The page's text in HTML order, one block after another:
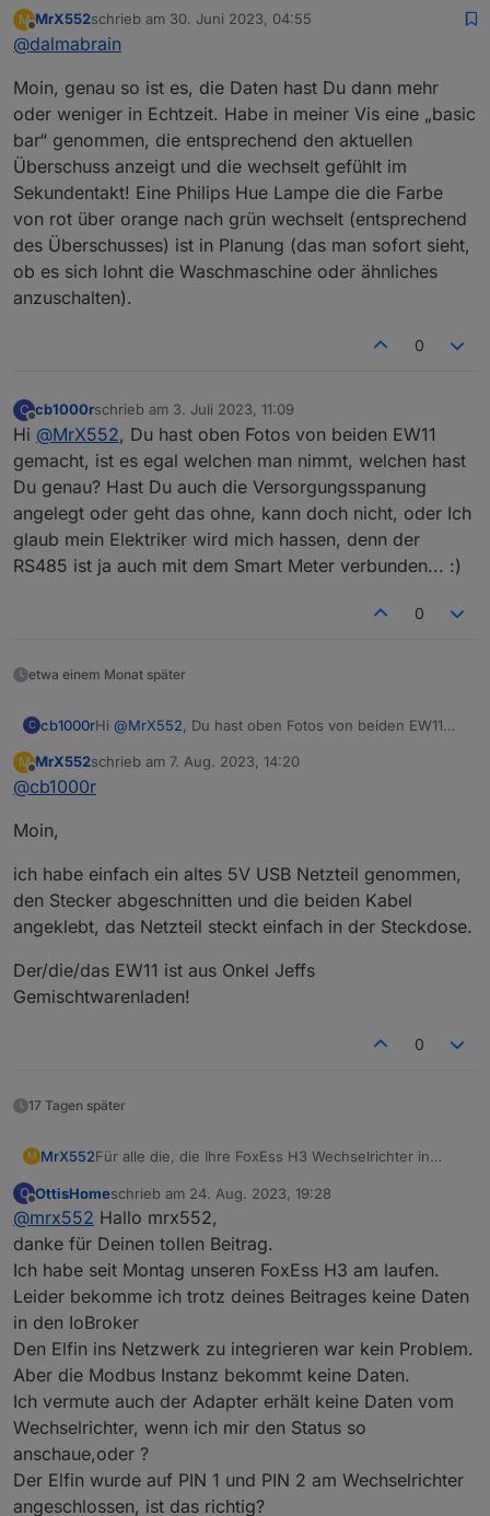
neu starten.
folgenden Bildern anpassen:
Die Geräte ID muss die gleiche sein, wie im
Wechselrichter eingestellt, zu finden unter:
Menü -> Konfiguration -> Kommunikation -> RS485 -
> DeviceID
Die IP-Adresse ist die des Elfin EW11
bekommen (ursprünglich war ein Kostal vereinbart,
aber die Firma meinte, dass wir nehmen müssen
nicht darum 😉 ) Wir sind erstmal froh, wenn die
Firma überhaupt kommt.
Eine Frage hätte ich an Dich. Verstehe ich das
richtig, dass man dieser "Variante über Modbus"
M
Offline
MrX552schrieb am 30. Juni 2023, 04:55
zuletzt editiert von
@dalmabrain
Moin, genau so ist es, die Daten hast Du dann mehr
oder weniger in Echtzeit. Habe in meiner Vis eine „basic
bar“ genommen, die entsprechend den aktuellen
Überschuss anzeigt und die wechselt gefühlt im
Sekundentakt! Eine Philips Hue Lampe die die Farbe
von rot über orange nach grün wechselt (entsprechend
des Überschusses) ist in Planung (das man sofort sieht,
ob es sich lohnt die Waschmaschine oder ähnliches
anzuschalten).
0
C
Offline
cb1000rschrieb am 3. Juli 2023, 11:09
zuletzt editiert von
Hi @MrX552, Du hast oben Fotos von beiden EW11
gemacht, ist es egal welchen man nimmt, welchen hast
Du genau? Hast Du auch die Versorgungsspanung
angelegt oder geht das ohne, kann doch nicht, oder Ich
glaub mein Elektriker wird mich hassen, denn der
RS485 ist ja auch mit dem Smart Meter verbunden... :)
0
etwa einem Monat später
C cb1000rHi @MrX552 , Du hast oben Fotos von beiden EW11
hast Du genau? Hast Du auch die
Versorgungsspanung angelegt oder geht das ohne,
M
Offline
MrX552schrieb am 7. Aug. 2023, 14:20
zuletzt editiert von
@cb1000r
Moin,
ich habe einfach ein altes 5V USB Netzteil genommen,
den Stecker abgeschnitten und die beiden Kabel
angeklebt, das Netzteil steckt einfach in der Steckdose.
Der/die/das EW11 ist aus Onkel Jeffs
Gemischtwarenladen!
0
17 Tagen später
M MrX552Für alle die, die Ihre FoxEss H3 Wechselrichter in
Versuchen läuft es nun. Angeschlossen ist ein FoxEss
H3-12.0E mit 1x ECM2900 und 2x ECS2900.
Die FoxEss Cloud und / oder FoxEss App ist ja doch
recht langsam mit 5min Updatezeiten!!!
Benötigt wird:
1x Elfin EW11 RS485 ->Wifi Adapter (wie es mit
anderen funktioniert, weiß ich nicht, habe nur diesen)
1x Kabel (für kurze Wege reicht ein Stück
Lautsprecherkabel)
Der Anschluß erfolgt an die Pins 1 und 2 des
RS485 Steckers, Pin 3 und 4 sollten belegt sein
und die Verbindung zur DTSU666 sein.
O
Offline
OttisHomeschrieb am 24. Aug. 2023, 19:28
zuletzt editiert von
@mrx552 Hallo mrx552,
danke für Deinen tollen Beitrag.
Ich habe seit Montag unseren FoxEss H3 am laufen.
Leider bekomme ich trotz deines Beitrages keine Daten
in den IoBroker
Den Elfin ins Netzwerk zu integrieren war kein Problem.
Aber die Modbus Instanz bekommt keine Daten.
Ich vermute auch der Adapter erhält keine Daten vom
Wechselrichter, wenn ich mir den Status so
anschaue,oder ?
Der Elfin wurde auf PIN 1 und PIN 2 am Wechselrichter
angeschlossen, ist das richtig?